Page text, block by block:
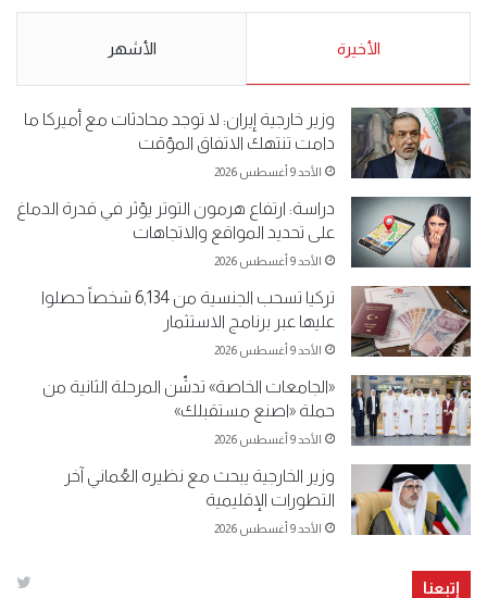
5-2019.
نبيع مخدرات يعني ولا خمر؟!.
الأخيرة الأشهر
وزير خارجية إيران: لا توجد محادثات مع أميركا ما
دامت تنتهك الاتفاق المؤقت
الأحد 9 أغسطس 2026
دراسة: ارتفاع هرمون التوتر يؤثر في قدرة الدماغ
على تحديد المواقع والاتجاهات
الأحد 9 أغسطس 2026
تركيا تسحب الجنسية من 6,134 شخصاً حصلوا
عليها عبر برنامج الاستثمار
الأحد 9 أغسطس 2026
«الجامعات الخاصة» تدشّن المرحلة الثانية من
حملة «اصنع مستقبلك»
الأحد 9 أغسطس 2026
وزير الخارجية يبحث مع نظيره العُماني آخر
التطورات الإقليمية
الأحد 9 أغسطس 2026
إتبعنا